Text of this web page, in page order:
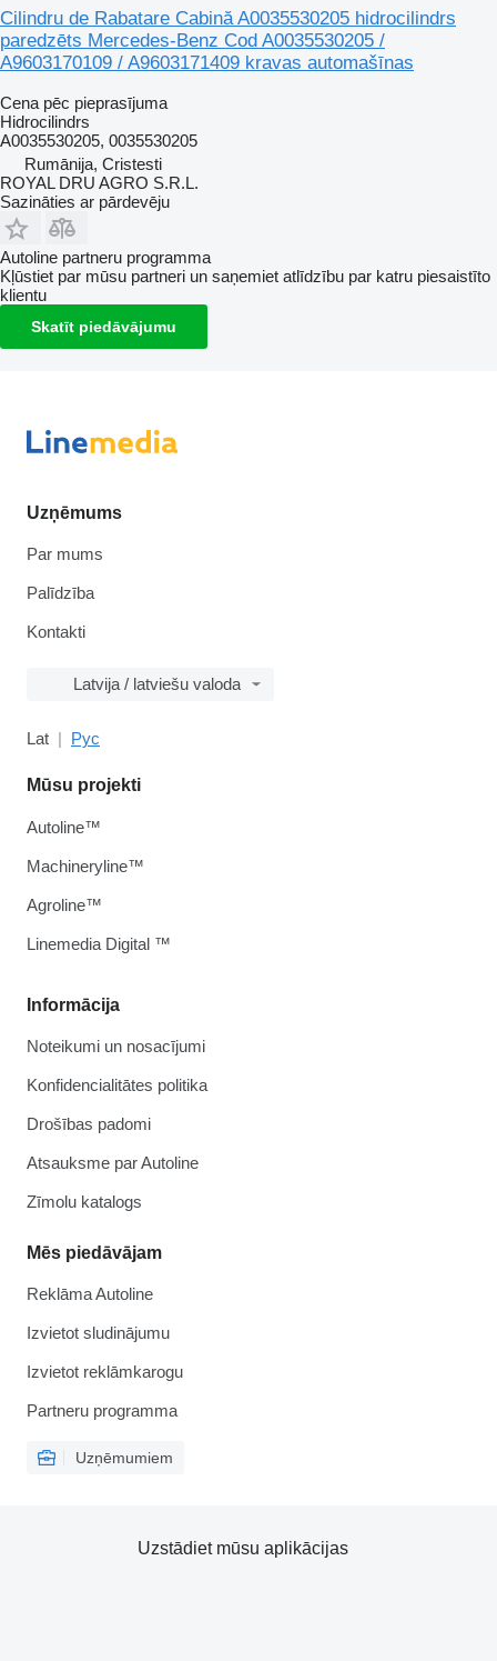
Cilindru de Rabatare Cabină A0035530205 hidrocilindrs
paredzēts Mercedes-Benz Cod A0035530205 /
A9603170109 / A9603171409 kravas automašīnas
Cena pēc pieprasījuma
Hidrocilindrs
A0035530205, 0035530205
Rumānija, Cristesti
ROYAL DRU AGRO S.R.L.
Sazināties ar pārdevēju
Autoline partneru programma
Kļūstiet par mūsu partneri un saņemiet atlīdzību par katru piesaistīto
klientu
Skatīt piedāvājumu
Uzņēmums
Par mums
Palīdzība
Kontakti
Latvija / latviešu valoda
Lat Рус
Informācija
Noteikumi un nosacījumi
Konfidencialitātes politika
Drošības padomi
Atsauksme par Autoline
Zīmolu katalogs
Mēs piedāvājam
Reklāma Autoline
Izvietot sludinājumu
Izvietot reklāmkarogu
Partneru programma
Uzņēmumiem
Mūsu projekti
Autoline™
Machineryline™
Agroline™
Linemedia Digital ™
Uzstādiet mūsu aplikācijas